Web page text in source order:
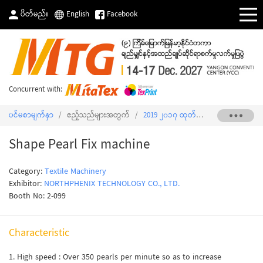
ပိတ်မည်။ English Facebook
Concurrent with:
ပင်မစာမျက်နှာ / ဧည့်သည်များအတွက် / 2019 ၂၀၁၇ ထုတ်ကုန်စာရင်း /
Shape Pearl Fix machine
Category:Textile Machinery
Exhibitor: NORTHPHENIX TECHNOLOGY CO., LTD.
Booth No: 2-099
Characteristic
1. High speed : Over 350 pearls per minute so as to increase